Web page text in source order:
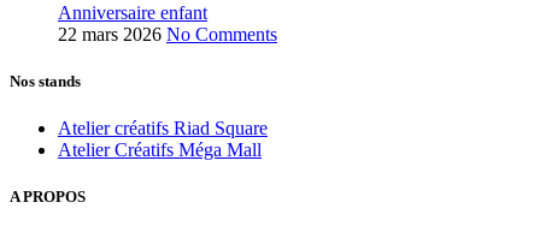
Anniversaire enfant
22 mars 2026 No Comments
Nos stands
Atelier créatifs Riad Square
Atelier Créatifs Méga Mall
A PROPOS